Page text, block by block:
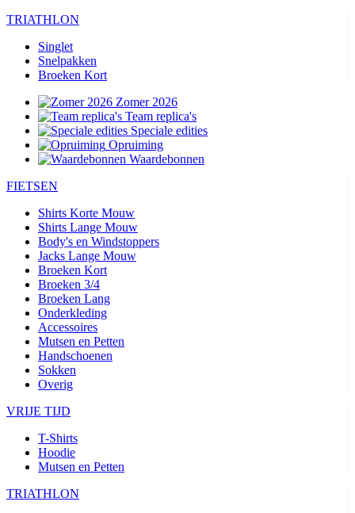
TRIATHLON
Singlet
Snelpakken
Broeken Kort
Zomer 2026
Team replica's
Speciale edities
Opruiming
Waardebonnen
FIETSEN
Shirts Korte Mouw
Shirts Lange Mouw
Body's en Windstoppers
Jacks Lange Mouw
Broeken Kort
Broeken 3/4
Broeken Lang
Onderkleding
Accessoires
Mutsen en Petten
Handschoenen
Sokken
Overig
VRIJE TIJD
T-Shirts
Hoodie
Mutsen en Petten
TRIATHLON